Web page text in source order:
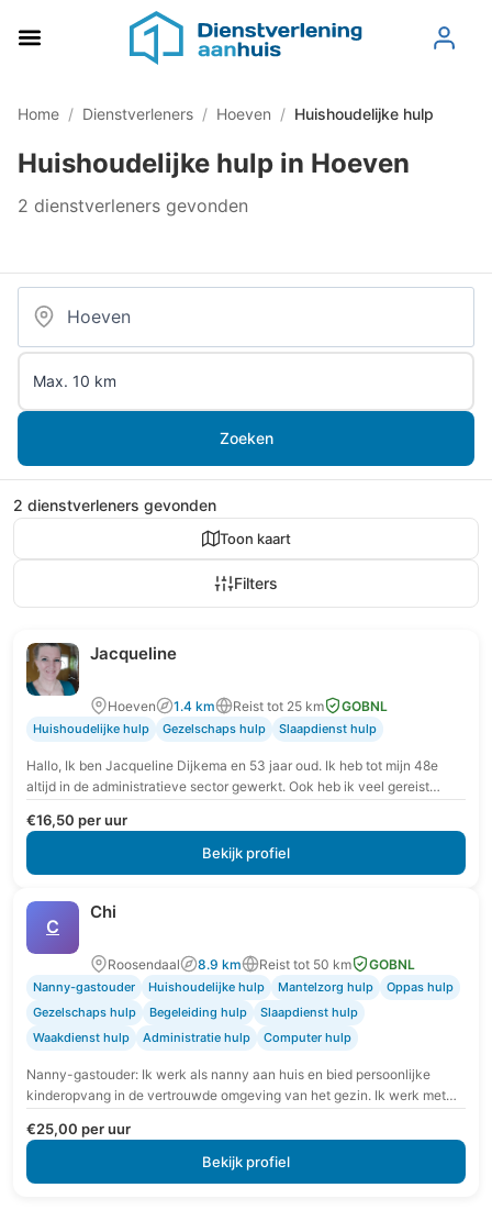
Home / Dienstverleners / Hoeven / Huishoudelijke hulp
Huishoudelijke hulp in Hoeven
2 dienstverleners gevonden
Zoeken
2 dienstverleners gevonden
Toon kaart
Filters
Jacqueline
Hoeven 1.4 km Reist tot 25 km GOBNL
Huishoudelijke hulp Gezelschaps hulp Slaapdienst hulp
Hallo, Ik ben Jacqueline Dijkema en 53 jaar oud. Ik heb tot mijn 48e
altijd in de administratieve sector gewerkt. Ook heb ik veel gereist…
€16,50 per uur
Bekijk profiel
C
Chi
Roosendaal 8.9 km Reist tot 50 km GOBNL
Nanny-gastouder Huishoudelijke hulp Mantelzorg hulp
Oppas hulp
Gezelschaps hulp
Begeleiding hulp
Slaapdienst hulp
Waakdienst hulp
Administratie hulp Computer hulp
Nanny-gastouder: Ik werk als nanny aan huis en bied persoonlijke
kinderopvang in de vertrouwde omgeving van het gezin. Ik werk met
€25,00 per uur
Bekijk profiel